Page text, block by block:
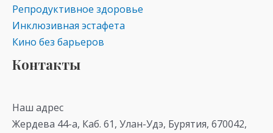
Репродуктивное здоровье
Инклюзивная эстафета
Кино без барьеров
Контакты
Наш адрес
Жердева 44-а, Каб. 61, Улан-Удэ, Бурятия, 670042,